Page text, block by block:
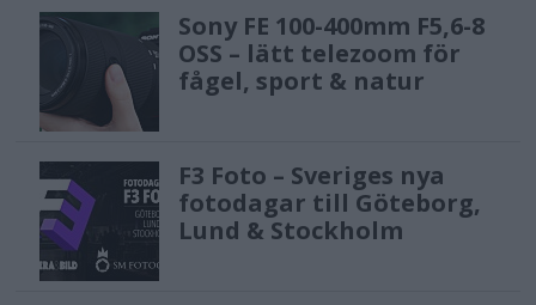
Sony FE 100-400mm F5,6-8
OSS – lätt telezoom för
fågel, sport & natur
F3 Foto – Sveriges nya
fotodagar till Göteborg,
Lund & Stockholm